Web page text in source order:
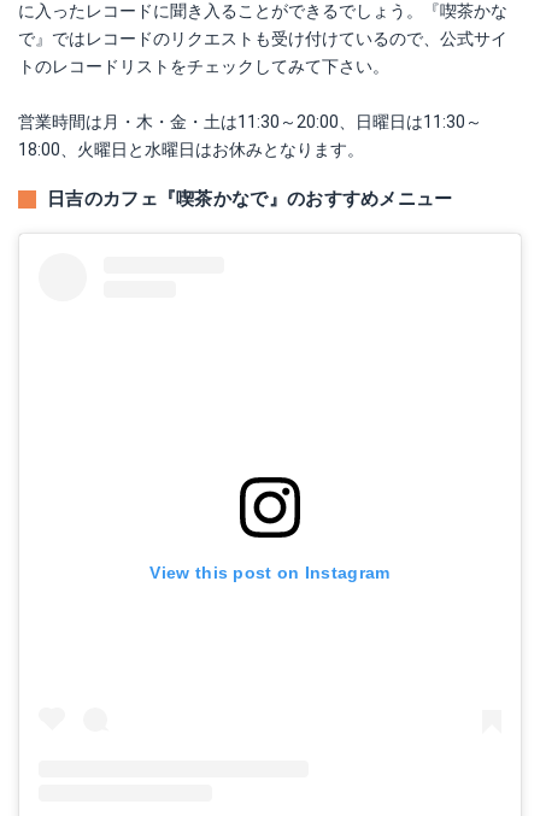
に入ったレコードに聞き入ることができるでしょう。『喫茶かな
で』ではレコードのリクエストも受け付けているので、公式サイ
トのレコードリストをチェックしてみて下さい。
営業時間は月・木・金・土は11:30～20:00、日曜日は11:30～
18:00、火曜日と水曜日はお休みとなります。
日吉のカフェ『喫茶かなで』のおすすめメニュー
View this post on Instagram